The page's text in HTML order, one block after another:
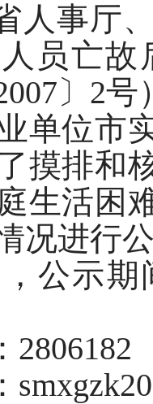
人事厅
员亡
〕2
单位市
摸排和
生活困
况进行
公示
2806182